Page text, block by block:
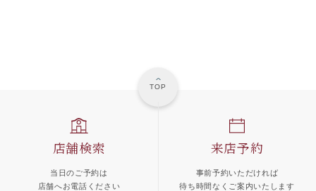
TOP
店舗検索
当日のご予約は
店舗へお電話ください
来店予約
事前予約いただければ
待ち時間なくご案内いたします